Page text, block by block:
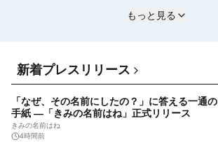
もっと見る
新着プレスリリース
「なぜ、その名前にしたの？」に答える一通の
手紙 ―「きみの名前はね」正式リリース
きみの名前はね
4時間前